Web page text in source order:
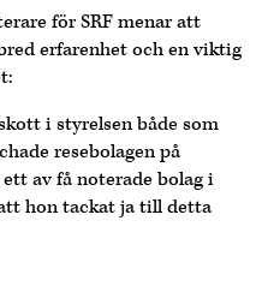
för SRF menar att
erfarenhet och en viktig
i styrelsen både som
resebolagen på
av få noterade bolag i
hon tackat ja till detta